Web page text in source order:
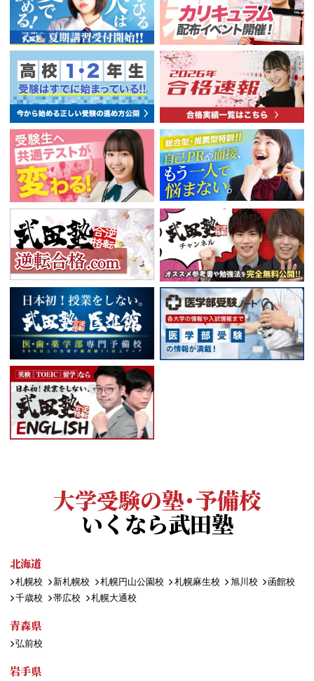
大学受験の塾・予備校
いくなら武田塾
北海道
札幌校 新札幌校 札幌円山公園校 札幌麻生校 旭川校
函館校
千歳校
帯広校 札幌大通校
青森県
弘前校
岩手県